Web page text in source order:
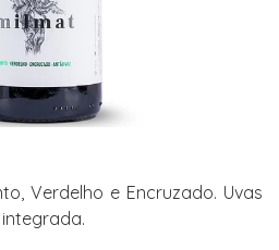
Verdelho e Encruzado. Uvas